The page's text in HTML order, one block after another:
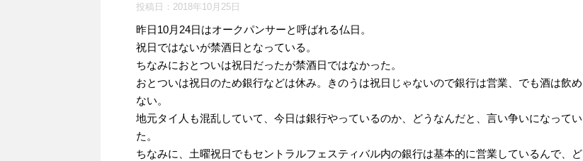
投稿日： 2018年10月25日
昨日10月24日はオークパンサーと呼ばれる仏日。
祝日ではないが禁酒日となっている。
ちなみにおとついは祝日だったが禁酒日ではなかった。
おとついは祝日のため銀行などは休み。きのうは祝日じゃないので銀行は営業、でも酒は飲め
ない。
地元タイ人も混乱していて、今日は銀行やっているのか、どうなんだと、言い争いになってい
た。
ちなみに、土曜祝日でもセントラルフェスティバル内の銀行は基本的に営業しているんで、ど